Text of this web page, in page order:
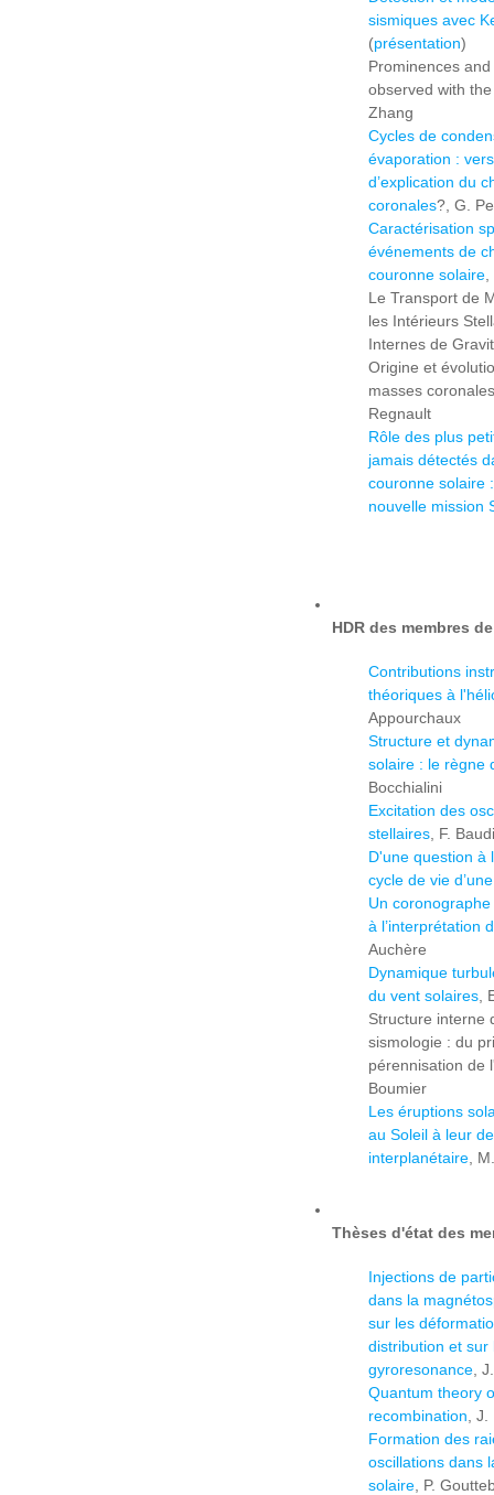
sismiques avec
(présentation)
Prominences
observed with
Zhang
Cycles de
évaporation :
d’explication du
coronales?, G.
Caractérisation
événements de
couronne solaire
Le Transport de
les Intérieurs
Internes de
Origine et
masses
Regnault
Rôle des plus
jamais détectés
couronne solaire
nouvelle mission
HDR des membres
Contributions
théoriques à
Appourchaux
Structure et
solaire : le règne
Bocchialini
Excitation des
stellaires , F.
D'une question à
cycle de vie
Un
à l’interprétation
Auchère
Dynamique
du vent solaires ,
Structure interne
sismologie : du
pérennisation de
Boumier
Les éruptions
au Soleil à leur
interplanétaire ,
Thèses d'état des
Injections de
dans la
sur les
distribution et sur
gyroresonance ,
Quantum theory
recombination ,
Formation des
oscillations dans
solaire , P.